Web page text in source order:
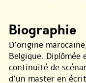
Biographie
D’origine
Belgique.
continuité de
d’un master en